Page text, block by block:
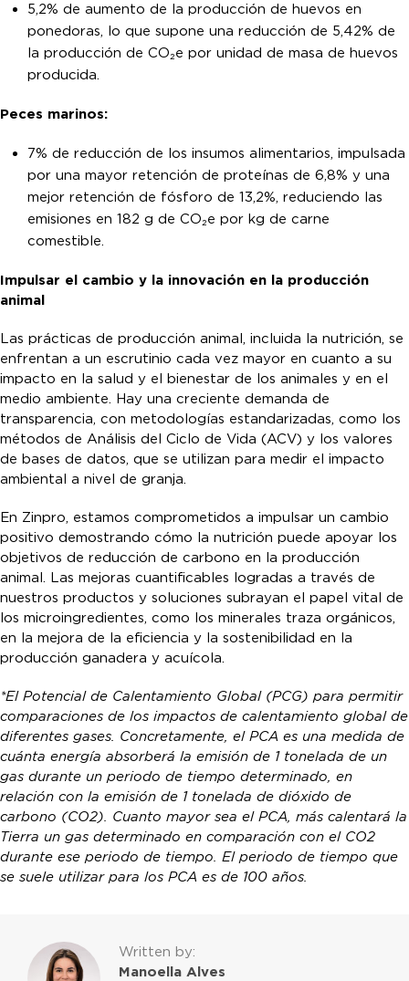
5,2% de aumento de la producción de huevos en
ponedoras, lo que supone una reducción de 5,42% de
la producción de CO₂e por unidad de masa de huevos
producida.
Peces marinos:
7% de reducción de los insumos alimentarios, impulsada
por una mayor retención de proteínas de 6,8% y una
mejor retención de fósforo de 13,2%, reduciendo las
emisiones en 182 g de CO₂e por kg de carne
comestible.
Impulsar el cambio y la innovación en la producción
animal
Las prácticas de producción animal, incluida la nutrición, se
enfrentan a un escrutinio cada vez mayor en cuanto a su
impacto en la salud y el bienestar de los animales y en el
medio ambiente. Hay una creciente demanda de
transparencia, con metodologías estandarizadas, como los
métodos de Análisis del Ciclo de Vida (ACV) y los valores
de bases de datos, que se utilizan para medir el impacto
ambiental a nivel de granja.
En Zinpro, estamos comprometidos a impulsar un cambio
positivo demostrando cómo la nutrición puede apoyar los
objetivos de reducción de carbono en la producción
animal. Las mejoras cuantificables logradas a través de
nuestros productos y soluciones subrayan el papel vital de
los microingredientes, como los minerales traza orgánicos,
en la mejora de la eficiencia y la sostenibilidad en la
producción ganadera y acuícola.
*El Potencial de Calentamiento Global (PCG) para permitir
comparaciones de los impactos de calentamiento global de
diferentes gases. Concretamente, el PCA es una medida de
cuánta energía absorberá la emisión de 1 tonelada de un
gas durante un periodo de tiempo determinado, en
relación con la emisión de 1 tonelada de dióxido de
carbono (CO2). Cuanto mayor sea el PCA, más calentará la
Tierra un gas determinado en comparación con el CO2
durante ese periodo de tiempo. El periodo de tiempo que
se suele utilizar para los PCA es de 100 años.
Written by:
Manoella Alves